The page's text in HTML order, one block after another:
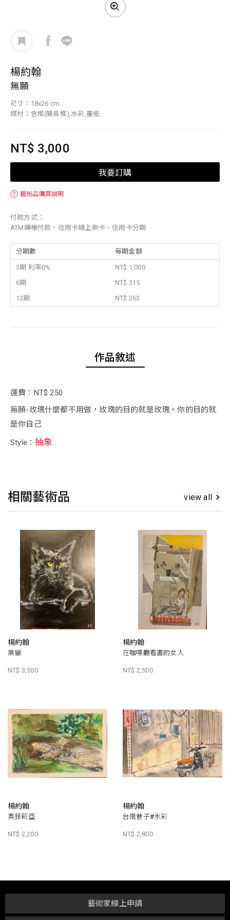
楊約翰
無願
尺寸：18x26 cm
媒材：含框(簡易框),水彩,畫紙
NT$ 3,000
我要訂購
？ 藝術品購買說明
付款方式：
ATM轉帳付款、信用卡線上刷卡、信用卡分期
分期數 每期金額
3期 利率0%
NT$ 1,000
6期
NT$ 515
12期
NT$ 263
作品敘述
運費：NT$ 250
無願-玫瑰什麼都不用做，玫瑰的目的就是玫瑰。你的目的就
是你自己
Style：抽象
相關藝術品 view all
楊約翰
黑貓
NT$ 3,500
楊約翰
在咖啡廳看書的女人
NT$ 2,500
楊約翰
奧菲莉亞
NT$ 2,200
楊約翰
台南巷子#水彩
NT$ 2,800
藝術家線上申請